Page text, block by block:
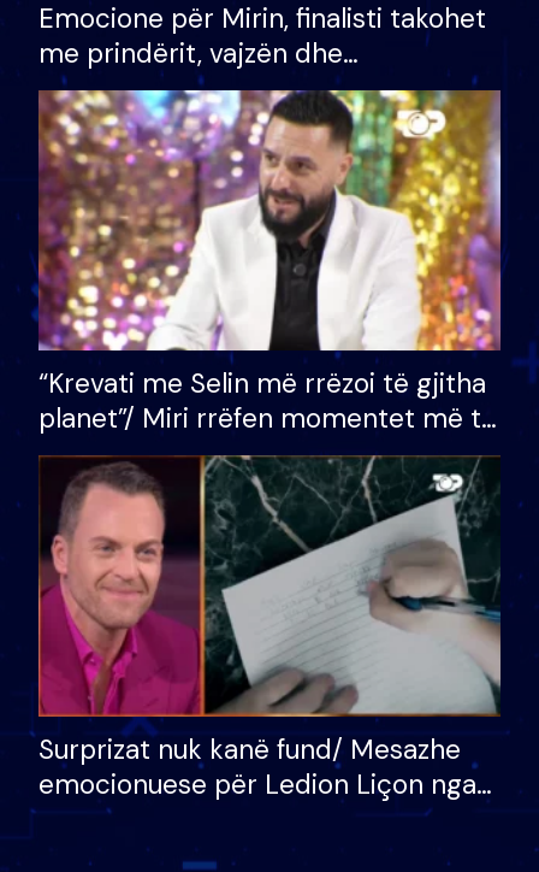
Emocione për Mirin, finalisti takohet
me prindërit, vajzën dhe
bashkëshorten: S’kemi ndonjë letër
divorci apo jo?
“Krevati me Selin më rrëzoi të gjitha
planet”/ Miri rrëfen momentet më të
bukura në shtëpinë e BB VIP: Do më
mungojë zilja e mëngjesit kur…
Surprizat nuk kanë fund/ Mesazhe
emocionuese për Ledion Liçon nga
nëna dhe fëmijët e tij, moderatori
nuk i mban dot lotët: Nuk meritoj…